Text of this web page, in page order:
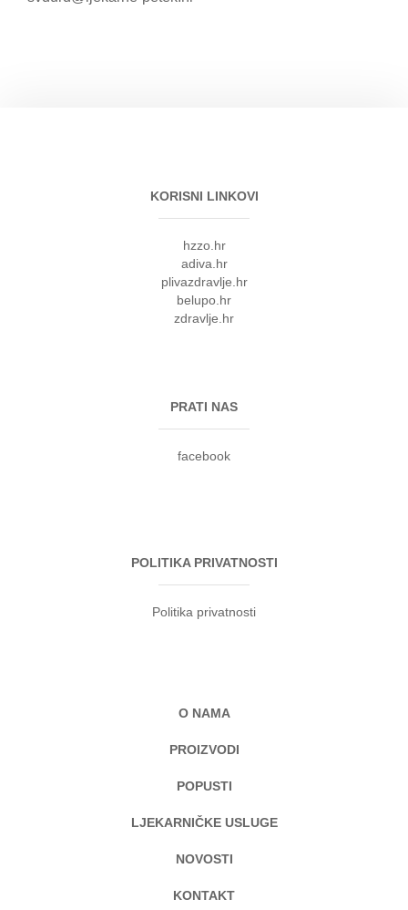
KORISNI LINKOVI
hzzo.hr
adiva.hr
plivazdravlje.hr
belupo.hr
zdravlje.hr
PRATI NAS
facebook
POLITIKA PRIVATNOSTI
Politika privatnosti
O NAMA
PROIZVODI
POPUSTI
LJEKARNIČKE USLUGE
NOVOSTI
KONTAKT